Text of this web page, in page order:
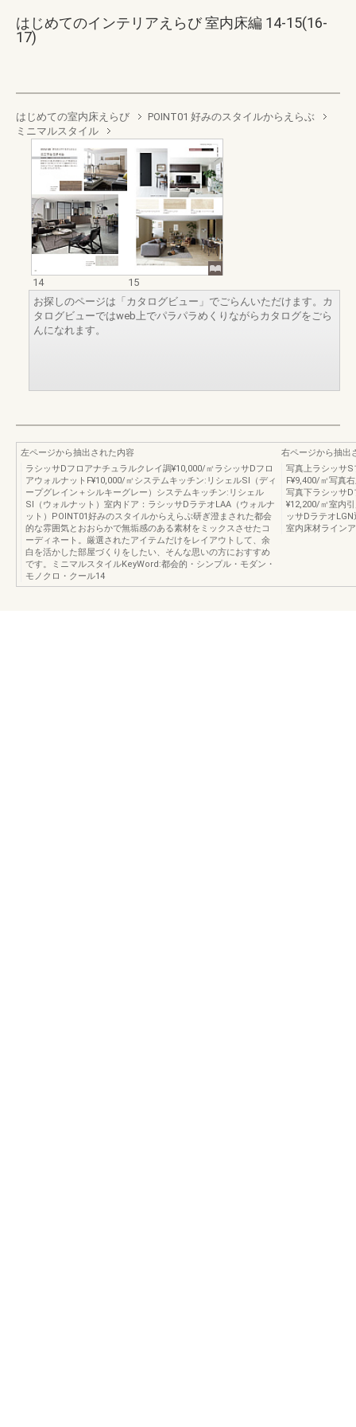
はじめてのインテリアえらび 室内床編 14-15(16-
17)
はじめての室内床えらび
POINT01 好みのスタイルからえらぶ
ミニマルスタイル
14
15
お探しのページは「カタログビュー」でごらんいただけます。カ
タログビューではweb上でパラパラめくりながらカタログをごら
んになれます。
左ページから抽出された内容
ラシッサDフロアナチュラルクレイ調¥10,000/㎡ラシッサDフロ
アウォルナットF¥10,000/㎡システムキッチン:リシェルSI（ディ
ープグレイン＋シルキーグレー）システムキッチン:リシェル
SI（ウォルナット）室内ドア：ラシッサDラテオLAA（ウォルナ
ット）POINT01好みのスタイルからえらぶ研ぎ澄まされた都会
的な雰囲気とおおらかで無垢感のある素材をミックスさせたコ
ーディネート。厳選されたアイテムだけをレイアウトして、余
白を活かした部屋づくりをしたい、そんな思いの方におすすめ
です。ミニマルスタイルKeyWord:都会的・シンプル・モダン・
モノクロ・クール14
右ページから抽出
写真上ラシッサ
F¥9,400/㎡写真
写真下ラシッサ
¥12,200/㎡室内
ッサDラテオ
室内床材ライン